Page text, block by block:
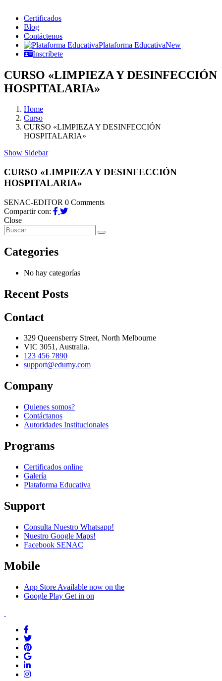
Certificados
Blog
Contáctenos
Plataforma EducativaNew
Inscríbete
CURSO «LIMPIEZA Y DESINFECCIÓN
HOSPITALARIA»
Home
Curso
CURSO «LIMPIEZA Y DESINFECCIÓN
HOSPITALARIA»
Show Sidebar
CURSO «LIMPIEZA Y DESINFECCIÓN
HOSPITALARIA»
SENAC-EDITOR 0 Comments
Compartir con:
Close
Categories
No hay categorías
Recent Posts
Contact
329 Queensberry Street, North Melbourne
VIC 3051, Australia.
123 456 7890
support@edumy.com
Company
Quienes somos?
Contáctanos
Autoridades Institucionales
Programs
Certificados online
Galería
Plataforma Educativa
Support
Consulta Nuestro Whatsapp!
Nuestro Google Maps!
Facebook SENAC
Mobile
App Store Available now on the
Google Play Get in on